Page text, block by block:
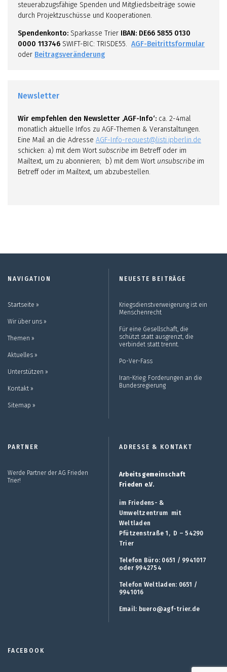
steuerabzugsfähige Spenden und Mitgliedsbeiträge sowie
durch Projektzuschüsse und Kooperationen.
Spendenkonto: Sparkasse Trier IBAN: DE66 5855 0130
0000 113746 SWIFT-BIC: TRISDE55. AGF-Beitrittsformular
oder Beitragsveränderung
Newsletter
Wir empfehlen den Newsletter ‚AGF-Info‘: ca. 2-4mal
monatlich aktuelle Infos zu AGF-Themen & Veranstaltungen.
Eine Mail an die Adresse AGF-Info-request@listi.jpberlin.de
schicken: a) mit dem Wortsubscribe im Betreff oder im
Mailtext, um zu abonnieren; b) mit dem Wort unsubscribe im
Betreff oder im Mailtext, um abzubestellen.
NAVIGATION
Startseite ››
Wir über uns ››
Themen ››
Aktuelles ››
Unterstützen ››
Kontakt ››
Sitemap ››
NEUESTE BEITRÄGE
Kriegsdienstverweigerung ist ein
Menschenrecht
Für eine Gesellschaft, die
schützt statt ausgrenzt, die
verbindet statt trennt.
Po-Ver-Fass
Iran-Krieg: Forderungen an die
Bundesregierung
PARTNER
Werde Partner der AG Frieden
Trier!
ADRESSE & KONTAKT
Arbeitsgemeinschaft
Frieden e.V.
im Friedens- &
Umweltzentrum mit
Weltladen
Pfützenstraße 1, D – 54290
Trier
Telefon Büro: 0651 / 9941017
oder 9942754
Telefon Weltladen: 0651 /
9941016
Email: buero@agf-trier.de
FACEBOOK